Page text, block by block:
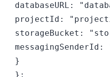
databaseURL:
projectId:
storageBucket:
messagingSenderId:
}